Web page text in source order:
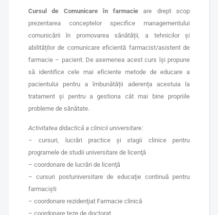
Cursul de Comunicare în farmacie are drept scop
prezentarea conceptelor specifice managementului
comunicării în promovarea sănătății, a tehnicilor și
abilităților de comunicare eficientă farmacist/asistent de
farmacie – pacient. De asemenea acest curs îşi propune
să identifice cele mai eficiente metode de educare a
pacientului pentru a îmbunătății aderența acestuia la
tratament și pentru a gestiona cât mai bine propriile
probleme de sănătate.
Activitatea didactică a clinicii universitare:
– cursuri, lucrări practice şi stagii clinice pentru
programele de studii universitare de licenţă
– coordonare de lucrări de licenţă
– cursuri postuniversitare de educaţie continuă pentru
farmacişti
– coordonare rezidenţiat Farmacie clinică
– coordonare teze de doctorat